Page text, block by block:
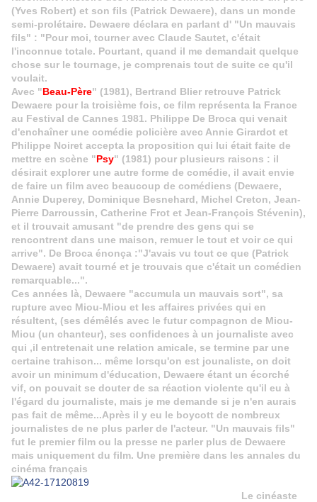
(Yves Robert) et son fils (Patrick Dewaere), dans un monde
semi-prolétaire. Dewaere déclara en parlant d' "Un mauvais
fils" : "Pour moi, tourner avec Claude Sautet, c'était
l'inconnue totale. Pourtant, quand il me demandait quelque
chose sur le tournage, je comprenais tout de suite ce qu'il
voulait.
Avec "Beau-Père" (1981), Bertrand Blier retrouve Patrick
Dewaere pour la troisième fois, ce film représenta la France
au Festival de Cannes 1981. Philippe De Broca qui venait
d'enchaîner une comédie policière avec Annie Girardot et
Philippe Noiret accepta la proposition qui lui était faite de
mettre en scène "Psy" (1981) pour plusieurs raisons : il
désirait explorer une autre forme de comédie, il avait envie
de faire un film avec beaucoup de comédiens (Dewaere,
Annie Duperey, Dominique Besnehard, Michel Creton, Jean-
Pierre Darroussin, Catherine Frot et Jean-François Stévenin),
et il trouvait amusant "de prendre des gens qui se
rencontrent dans une maison, remuer le tout et voir ce qui
arrive". De Broca énonça :"J'avais vu tout ce que (Patrick
Dewaere) avait tourné et je trouvais que c'était un comédien
remarquable...".
Ces années là, Dewaere "accumula un mauvais sort", sa
rupture avec Miou-Miou et les affaires privées qui en
résultent, (ses démêlés avec le futur compagnon de Miou-
Miou (un chanteur), ses confidences à un journaliste avec
qui ,il entretenait une relation amicale, se termine par une
certaine trahison... même lorsqu'on est jounaliste, on doit
avoir un minimum d'éducation, Dewaere étant un écorché
vif, on pouvait se douter de sa réaction violente qu'il eu à
l'égard du journaliste, mais je me demande si je n'en aurais
pas fait de même...Après il y eu le boycott de nombreux
journalistes de ne plus parler de l'acteur. "Un mauvais fils"
fut le premier film ou la presse ne parler plus de Dewaere
mais uniquement du film. Une première dans les annales du
cinéma français
Le cinéaste